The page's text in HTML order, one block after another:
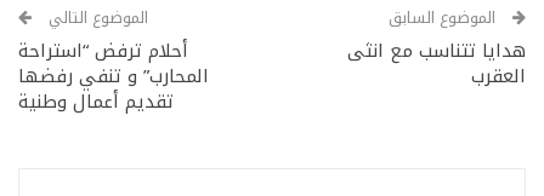
الموضوع السابق
هدايا تتناسب مع انثى
العقرب
الموضوع التالي
أحلام ترفض “استراحة
المحارب” و تنفي رفضها
تقديم أعمال وطنية